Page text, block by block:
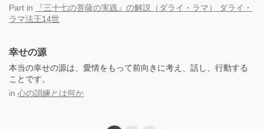
Part in
『三十七の菩薩の実践』の解説（ダライ・ラマ） ダライ・
ラマ法王14世
幸せの源
本当の幸せの源は、愛情をもって前向きに考え、話し、行動する
ことです。
in 心の訓練とは何か